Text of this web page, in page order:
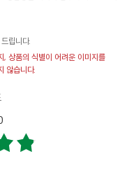
립니다.
, 상품의 식별이 어려운 이미지를
않습니다.